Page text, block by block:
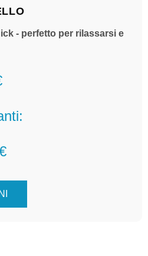
- perfetto per rilassarsi e